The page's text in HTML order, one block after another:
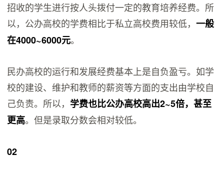
招收的学生进行按人头拨付一定的教育培养经费。所
以，公办高校的学费相比于私立高校费用较低，一般
在4000~6000元。
民办高校的运行和发展经费基本上是自负盈亏。如学
校的建设、维护和教师的薪资等方面的支出由学校自
己负责。所以， 学费也比公办高校高出2~5倍，甚至
更高。但是录取分数会相对较低。
02